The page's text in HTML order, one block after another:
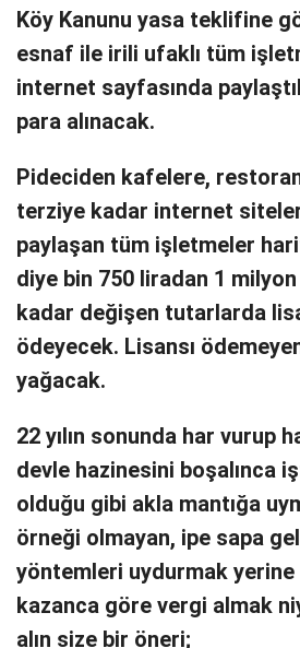
Köy Kanunu yasa teklifine
esnaf ile irili ufaklı tüm
internet sayfasında
para alınacak.
Pideciden kafelere,
terziye kadar internet
paylaşan tüm işletmeler
diye bin 750 liradan 1
kadar değişen tutarlarda
ödeyecek. Lisansı
yağacak.
22 yılın sonunda har vurup
devle hazinesini boşalınca
olduğu gibi akla mantığa
örneği olmayan, ipe sapa
yöntemleri uydurmak
kazanca göre vergi almak
alın size bir öneri;